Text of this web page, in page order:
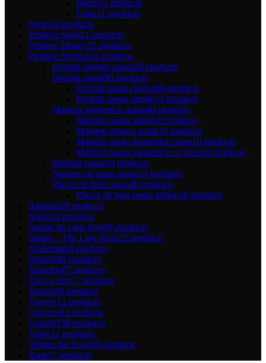
Baieti15 products
Fetite11 products
Ponei10 products
Printesa Sofia21 products
Printese Disney35 products
Produse Nunta224 products
Invitatii digitale nunta28 products
Invitatii nunta90 products
Invitatii nunta clasice80 products
Invitatii nunta simple10 products
Marturii magnetice nunta40 products
Magneti nunta inima10 products
Magneti rotunzi nunta10 products
Marturii nunta magnetice citate10 products
Marturii nunta magnetice cu poza10 products
Meniuri nunta10 products
Numere de masa nunta10 products
Plicuri de bani nunta46 products
Plicuri de bani nunta ieftine26 products
Rapunzel9 products
Safari24 products
Semne de carte botez0 products
Simba – The Lion King23 products
Spiderman4 products
Strumfi48 products
Tinkerbell7 products
Tom si Jerry7 products
Trenulet0 products
Tweety12 products
Unicorn83 products
Ursulet158 products
Vulpe11 products
Winnie the Pooh48 products
Zane17 products